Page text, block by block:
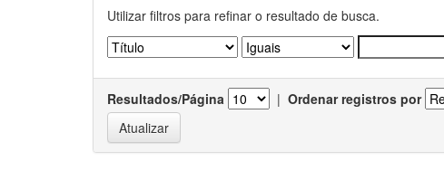
Utilizar filtros para refinar o resultado de busca.
Resultados/Página | Ordenar registros por